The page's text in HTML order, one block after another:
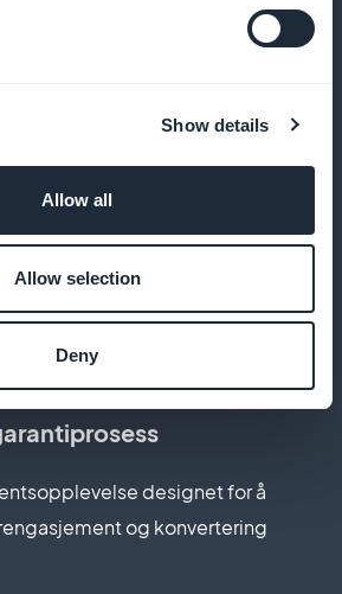
Show details
Allow all
Allow selection
Deny
til deg
merkevarens stil og verdi
designet for å
og konvertering